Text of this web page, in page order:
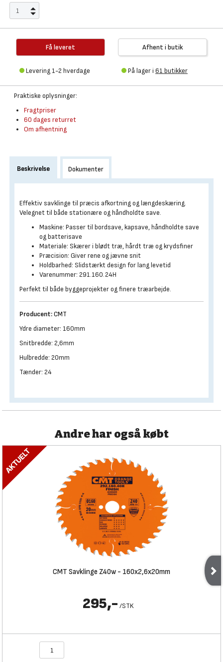
Få leveret
Levering 1-2 hverdage
Afhent i butik
På lager i 61 butikker
Praktiske oplysninger:
Fragtpriser
60 dages returret
Om afhentning
Beskrivelse Dokumenter
Effektiv savklinge til præcis afkortning og længdeskæring.
Velegnet til både stationære og håndholdte save.
Maskine: Passer til bordsave, kapsave, håndholdte save
og batterisave
Materiale: Skærer i blødt træ, hårdt træ og krydsfiner
Præcision: Giver rene og jævne snit
Holdbarhed: Slidstærkt design for lang levetid
Varenummer: 291.160.24H
Perfekt til både byggeprojekter og finere træarbejde.
Producent:CMT
Ydre diameter: 160mm
Snitbredde: 2,6mm
Hulbredde: 20mm
Tænder: 24
Andre har også købt
CMT Savklinge Z40w - 160x2,6x20mm
295,- /STK